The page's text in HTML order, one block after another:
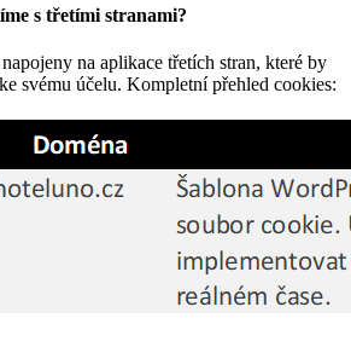
s třetími stranami?
na aplikace třetích stran, které by
svému účelu. Kompletní přehled cookies: